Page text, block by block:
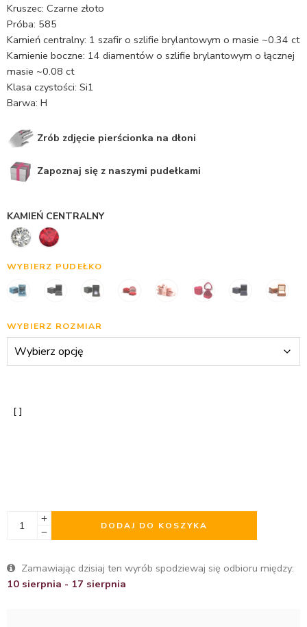
Kruszec: Czarne złoto
Próba: 585
Kamień centralny: 1 szafir o szlifie brylantowym o masie ~0.34 ct
Kamienie boczne: 14 diamentów o szlifie brylantowym o łącznej
masie ~0.08 ct
Klasa czystości: Si1
Barwa: H
Zrób zdjęcie pierścionka na dłoni
Zapoznaj się z naszymi pudełkami
KAMIEŃ CENTRALNY
WYBIERZ PUDEŁKO
WYBIERZ ROZMIAR
DODAJ DO KOSZYKA
Zamawiając dzisiaj ten wyrób spodziewaj się odbioru między:
10 sierpnia - 17 sierpnia